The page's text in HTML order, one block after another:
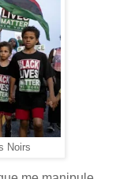
Noirs